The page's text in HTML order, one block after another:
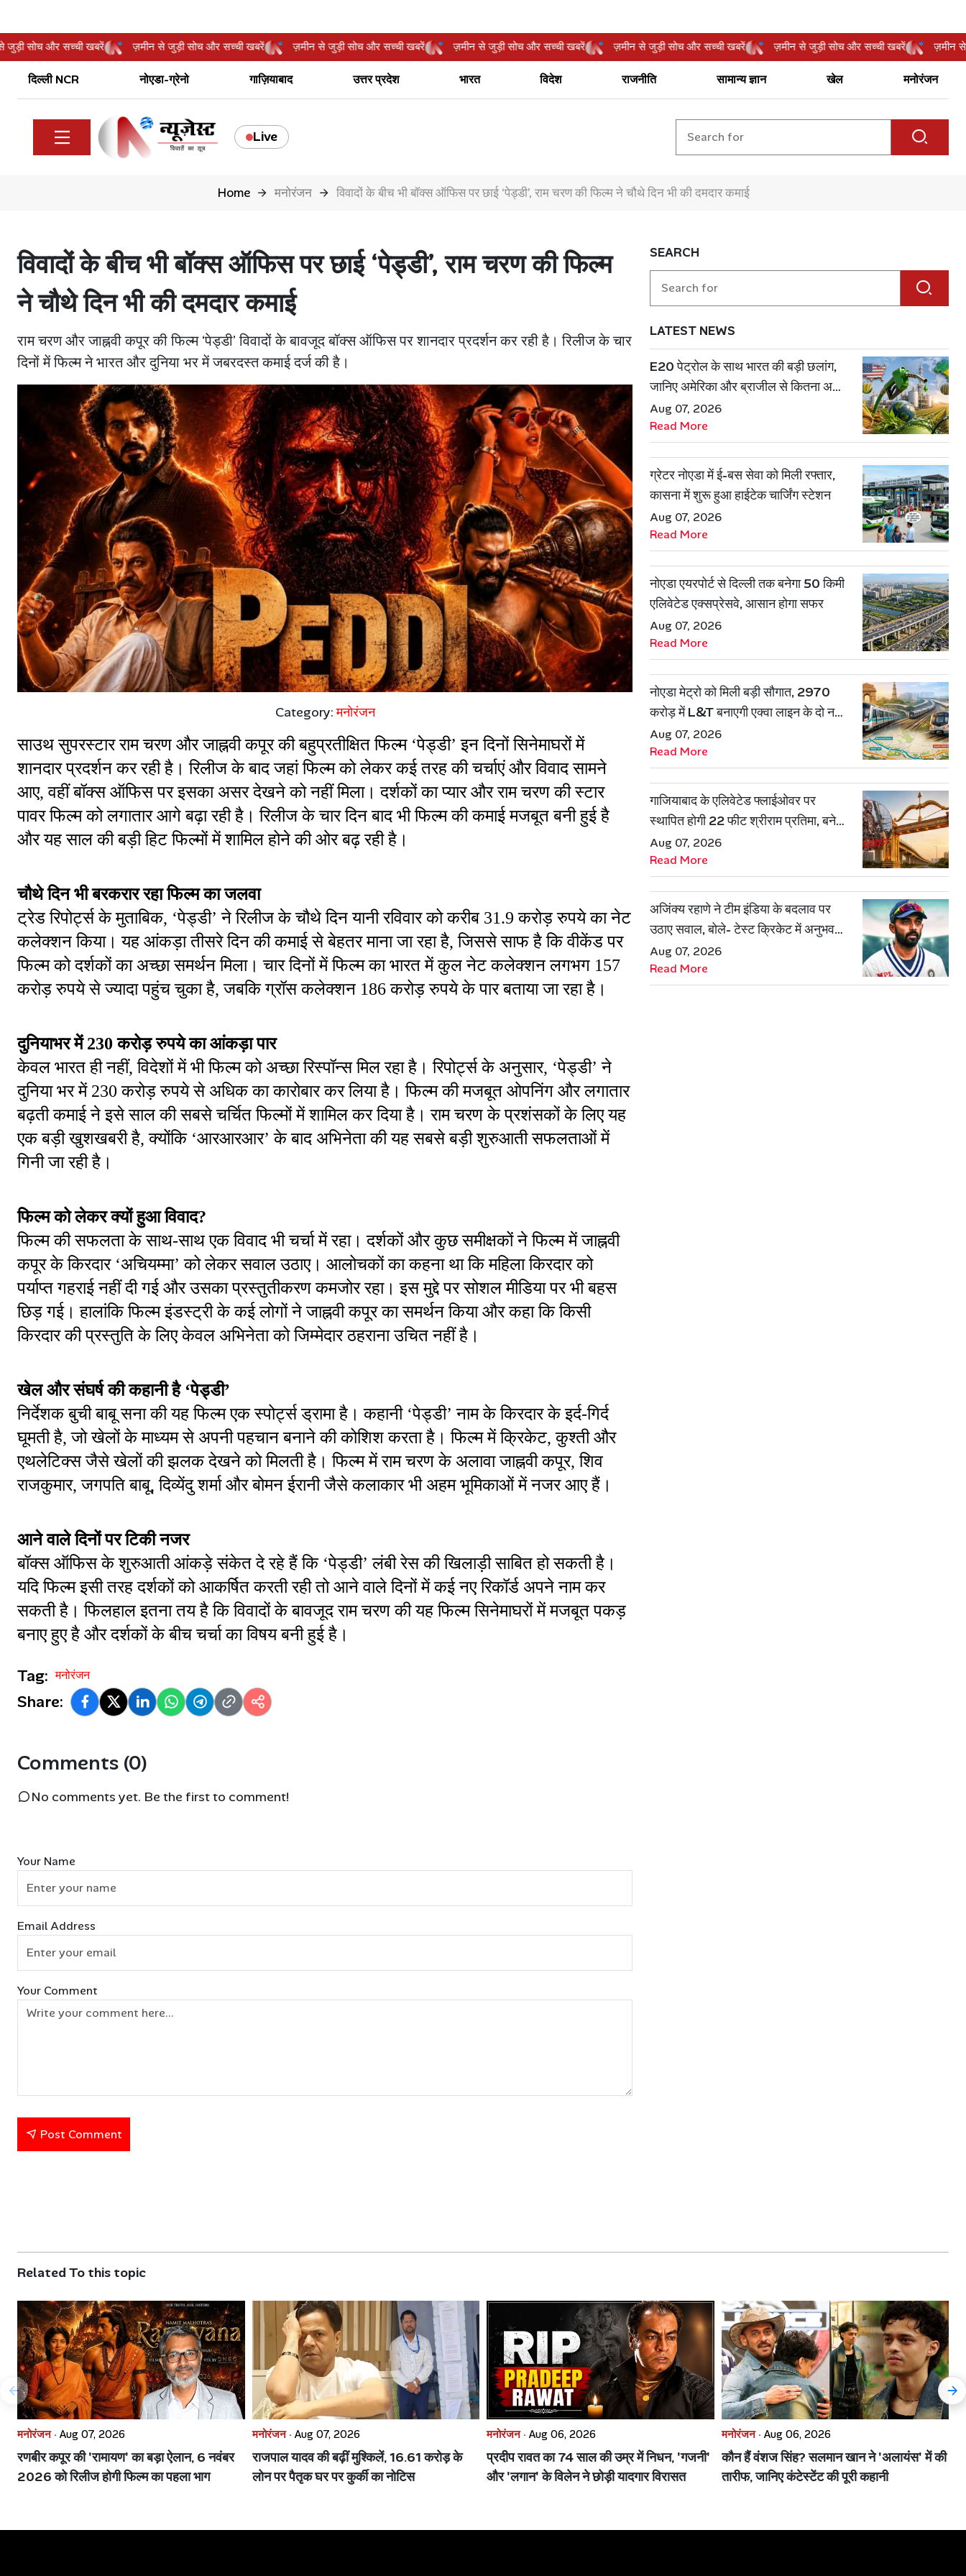
से जुड़ी सोच और सच्ची खबरें ज़मीन से जुड़ी सोच और सच्ची खबरें ज़मीन से जुड़ी सोच और सच्ची खबरें ज़मीन से जुड़ी सोच और सच्ची खबरें ज़मीन से जुड़ी सोच और सच्ची खबरें ज़मीन से जुड़ी सोच और सच्ची खबरें
दिल्ली NCR नोएडा-ग्रेनो गाज़ियाबाद उत्तर प्रदेश भारत विदेश राजनीति सामान्य ज्ञान खेल मनोरंजन
Live
Home मनोरंजन विवादों के बीच भी बॉक्स ऑफिस पर छाई ‘पेड्डी’, राम चरण की फिल्म ने चौथे दिन भी की दमदार कमाई
विवादों के बीच भी बॉक्स ऑफिस पर छाई ‘पेड्डी’, राम चरण की फिल्म
ने चौथे दिन भी की दमदार कमाई
राम चरण और जाह्नवी कपूर की फिल्म ‘पेड्डी’ विवादों के बावजूद बॉक्स ऑफिस पर शानदार प्रदर्शन कर रही है। रिलीज के चार
दिनों में फिल्म ने भारत और दुनिया भर में जबरदस्त कमाई दर्ज की है।
Category:मनोरंजन
साउथ सुपरस्टार राम चरण और जाह्नवी कपूर की बहुप्रतीक्षित फिल्म ‘पेड्डी’ इन दिनों सिनेमाघरों में
शानदार प्रदर्शन कर रही है। रिलीज के बाद जहां फिल्म को लेकर कई तरह की चर्चाएं और विवाद सामने
आए, वहीं बॉक्स ऑफिस पर इसका असर देखने को नहीं मिला। दर्शकों का प्यार और राम चरण की स्टार
पावर फिल्म को लगातार आगे बढ़ा रही है। रिलीज के चार दिन बाद भी फिल्म की कमाई मजबूत बनी हुई है
और यह साल की बड़ी हिट फिल्मों में शामिल होने की ओर बढ़ रही है।
चौथे दिन भी बरकरार रहा फिल्म का जलवा
ट्रेड रिपोर्ट्स के मुताबिक, ‘पेड्डी’ ने रिलीज के चौथे दिन यानी रविवार को करीब 31.9 करोड़ रुपये का नेट
कलेक्शन किया। यह आंकड़ा तीसरे दिन की कमाई से बेहतर माना जा रहा है, जिससे साफ है कि वीकेंड पर
फिल्म को दर्शकों का अच्छा समर्थन मिला। चार दिनों में फिल्म का भारत में कुल नेट कलेक्शन लगभग 157
करोड़ रुपये से ज्यादा पहुंच चुका है, जबकि ग्रॉस कलेक्शन 186 करोड़ रुपये के पार बताया जा रहा है।
दुनियाभर में 230 करोड़ रुपये का आंकड़ा पार
केवल भारत ही नहीं, विदेशों में भी फिल्म को अच्छा रिस्पॉन्स मिल रहा है। रिपोर्ट्स के अनुसार, ‘पेड्डी’ ने
दुनिया भर में 230 करोड़ रुपये से अधिक का कारोबार कर लिया है। फिल्म की मजबूत ओपनिंग और लगातार
बढ़ती कमाई ने इसे साल की सबसे चर्चित फिल्मों में शामिल कर दिया है। राम चरण के प्रशंसकों के लिए यह
एक बड़ी खुशखबरी है, क्योंकि ‘आरआरआर’ के बाद अभिनेता की यह सबसे बड़ी शुरुआती सफलताओं में
गिनी जा रही है।
फिल्म को लेकर क्यों हुआ विवाद?
फिल्म की सफलता के साथ-साथ एक विवाद भी चर्चा में रहा। दर्शकों और कुछ समीक्षकों ने फिल्म में जाह्नवी
कपूर के किरदार ‘अचियम्मा’ को लेकर सवाल उठाए। आलोचकों का कहना था कि महिला किरदार को
पर्याप्त गहराई नहीं दी गई और उसका प्रस्तुतीकरण कमजोर रहा। इस मुद्दे पर सोशल मीडिया पर भी बहस
छिड़ गई। हालांकि फिल्म इंडस्ट्री के कई लोगों ने जाह्नवी कपूर का समर्थन किया और कहा कि किसी
किरदार की प्रस्तुति के लिए केवल अभिनेता को जिम्मेदार ठहराना उचित नहीं है।
खेल और संघर्ष की कहानी है ‘पेड्डी’
निर्देशक बुची बाबू सना की यह फिल्म एक स्पोर्ट्स ड्रामा है। कहानी ‘पेड्डी’ नाम के किरदार के इर्द-गिर्द
घूमती है, जो खेलों के माध्यम से अपनी पहचान बनाने की कोशिश करता है। फिल्म में क्रिकेट, कुश्ती और
एथलेटिक्स जैसे खेलों की झलक देखने को मिलती है। फिल्म में राम चरण के अलावा जाह्नवी कपूर, शिव
राजकुमार, जगपति बाबू, दिव्येंदु शर्मा और बोमन ईरानी जैसे कलाकार भी अहम भूमिकाओं में नजर आए हैं।
आने वाले दिनों पर टिकी नजर
बॉक्स ऑफिस के शुरुआती आंकड़े संकेत दे रहे हैं कि ‘पेड्डी’ लंबी रेस की खिलाड़ी साबित हो सकती है।
यदि फिल्म इसी तरह दर्शकों को आकर्षित करती रही तो आने वाले दिनों में कई नए रिकॉर्ड अपने नाम कर
सकती है। फिलहाल इतना तय है कि विवादों के बावजूद राम चरण की यह फिल्म सिनेमाघरों में मजबूत पकड़
बनाए हुए है और दर्शकों के बीच चर्चा का विषय बनी हुई है।
Tag: मनोरंजन
Share:
Comments (0)
No comments yet. Be the first to comment!
Your Name
Email Address
Your Comment
Post Comment
SEARCH
LATEST NEWS
E20 पेट्रोल के साथ भारत की बड़ी छलांग,
जानिए अमेरिका और ब्राजील से कितना अलग
है एथेनॉल मॉडल
Aug 07, 2026
Read More
ग्रेटर नोएडा में ई-बस सेवा को मिली रफ्तार,
कासना में शुरू हुआ हाईटेक चार्जिंग स्टेशन
Aug 07, 2026
Read More
नोएडा एयरपोर्ट से दिल्ली तक बनेगा 50 किमी
एलिवेटेड एक्सप्रेसवे, आसान होगा सफर
Aug 07, 2026
Read More
नोएडा मेट्रो को मिली बड़ी सौगात, 2970
करोड़ में L&T बनाएगी एक्वा लाइन के दो नए
रूट
Aug 07, 2026
Read More
गाजियाबाद के एलिवेटेड फ्लाईओवर पर
स्थापित होगी 22 फीट श्रीराम प्रतिमा, बनेगी
शहर की नई पहचान
Aug 07, 2026
Read More
अजिंक्य रहाणे ने टीम इंडिया के बदलाव पर
उठाए सवाल, बोले- टेस्ट क्रिकेट में अनुभव
की जरूरत हमेशा रहेगी
Aug 07, 2026
Read More
Related To this topic
मनोरंजन · Aug 07, 2026
रणबीर कपूर की 'रामायण' का बड़ा ऐलान, 6 नवंबर
2026 को रिलीज होगी फिल्म का पहला भाग
मनोरंजन · Aug 07, 2026
राजपाल यादव की बढ़ीं मुश्किलें, 16.61 करोड़ के
लोन पर पैतृक घर पर कुर्की का नोटिस
मनोरंजन · Aug 06, 2026
प्रदीप रावत का 74 साल की उम्र में निधन, 'गजनी'
और 'लगान' के विलेन ने छोड़ी यादगार विरासत
मनोरंजन · Aug 06, 2026
कौन हैं वंशज सिंह? सलमान खान ने 'अलायंस' में की
तारीफ, जानिए कंटेस्टेंट की पूरी कहानी